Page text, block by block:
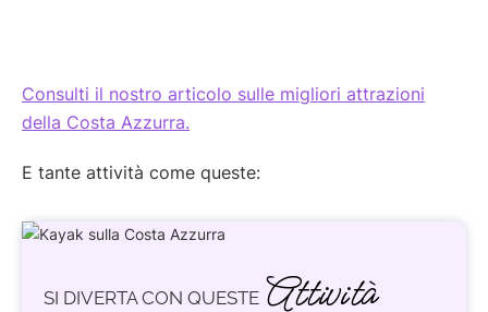
Consulti il nostro articolo sulle migliori attrazioni
della Costa Azzurra.
E tante attività come queste:
SI DIVERTACON QUESTE Attività